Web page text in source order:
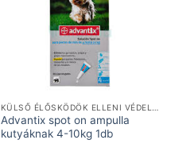
Advantix spot on ampulla
kutyáknak 4-10kg 1db